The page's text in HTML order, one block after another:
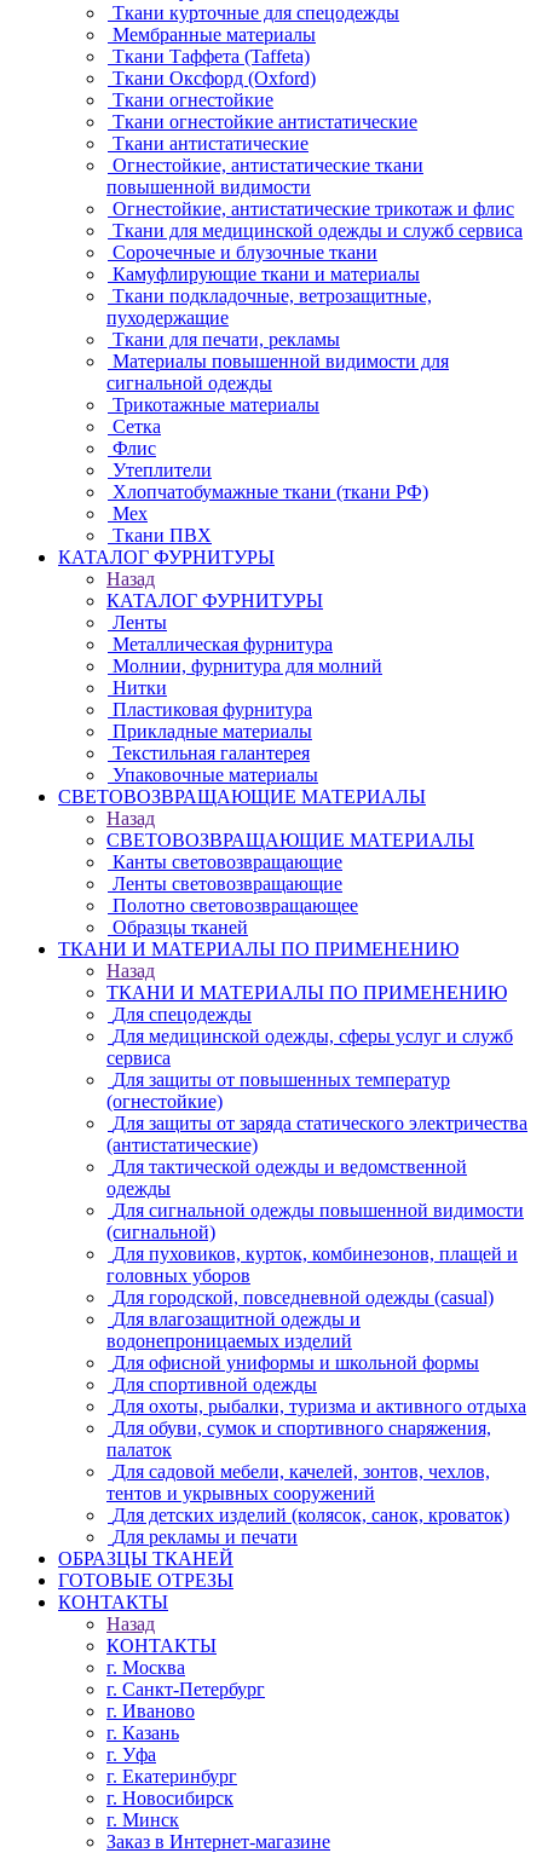
Ткани курточные для спецодежды
Мембранные материалы
Ткани Таффета (Taffeta)
Ткани Оксфорд (Oxford)
Ткани огнестойкие
Ткани огнестойкие антистатические
Ткани антистатические
Огнестойкие, антистатические ткани
повышенной видимости
Огнестойкие, антистатические трикотаж и флис
Ткани для медицинской одежды и служб сервиса
Сорочечные и блузочные ткани
Камуфлирующие ткани и материалы
Ткани подкладочные, ветрозащитные,
пуходержащие
Ткани для печати, рекламы
Материалы повышенной видимости для
сигнальной одежды
Трикотажные материалы
Сетка
Флис
Утеплители
Хлопчатобумажные ткани (ткани РФ)
Мех
Ткани ПВХ
КАТАЛОГ ФУРНИТУРЫ
Назад
КАТАЛОГ ФУРНИТУРЫ
Ленты
Металлическая фурнитура
Молнии, фурнитура для молний
Нитки
Пластиковая фурнитура
Прикладные материалы
Текстильная галантерея
Упаковочные материалы
СВЕТОВОЗВРАЩАЮЩИЕ МАТЕРИАЛЫ
Назад
СВЕТОВОЗВРАЩАЮЩИЕ МАТЕРИАЛЫ
Канты световозвращающие
Ленты световозвращающие
Полотно световозвращающее
Образцы тканей
ТКАНИ И МАТЕРИАЛЫ ПО ПРИМЕНЕНИЮ
Назад
ТКАНИ И МАТЕРИАЛЫ ПО ПРИМЕНЕНИЮ
Для спецодежды
Для медицинской одежды, сферы услуг и служб
сервиса
Для защиты от повышенных температур
(огнестойкие)
Для защиты от заряда статического электричества
(антистатические)
Для тактической одежды и ведомственной
одежды
Для сигнальной одежды повышенной видимости
(сигнальной)
Для пуховиков, курток, комбинезонов, плащей и
головных уборов
Для городской, повседневной одежды (casual)
Для влагозащитной одежды и
водонепроницаемых изделий
Для офисной униформы и школьной формы
Для спортивной одежды
Для охоты, рыбалки, туризма и активного отдыха
Для обуви, сумок и спортивного снаряжения,
палаток
Для садовой мебели, качелей, зонтов, чехлов,
тентов и укрывных сооружений
Для детских изделий (колясок, санок, кроваток)
Для рекламы и печати
ОБРАЗЦЫ ТКАНЕЙ
ГОТОВЫЕ ОТРЕЗЫ
КОНТАКТЫ
Назад
КОНТАКТЫ
г. Москва
г. Санкт-Петербург
г. Иваново
г. Казань
г. Уфа
г. Екатеринбург
г. Новосибирск
г. Минск
Заказ в Интернет-магазине